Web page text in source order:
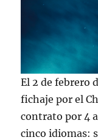
El 2 de febrero
fichaje por el
contrato por 4
cinco idiomas: